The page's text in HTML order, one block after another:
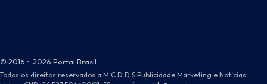
© 2016 ~ 2026 Portal Brasil
Todos os direitos reservados a M.C.D.D.S Publicidade Marketing e Notícias